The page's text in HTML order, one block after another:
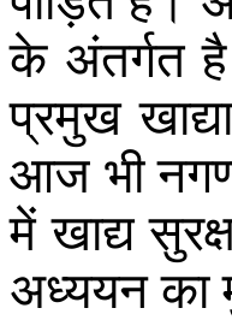
के अंतर्गत है
प्रमुख
आज भी
में खाद्य
अध्ययन का